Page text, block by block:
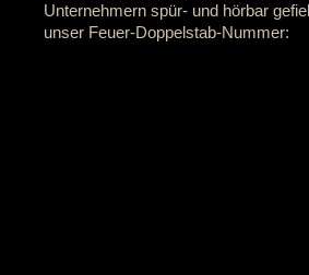
Unternehmern spür- und hörbar
unser Feuer-Doppelstab-Nummer: